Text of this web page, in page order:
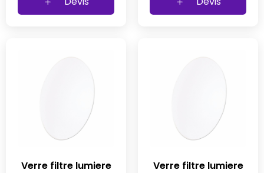
Verre filtre lumiere
Verre filtre lumiere